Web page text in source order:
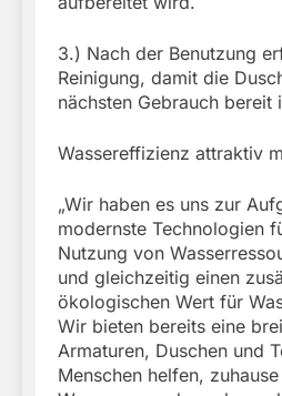
3.) Nach der Benutzung
Reinigung, damit die
nächsten Gebrauch bereit
Wassereffizienz attraktiv
„Wir haben es uns zur
modernste Technologien
Nutzung von
und gleichzeitig einen
ökologischen Wert für
Wir bieten bereits eine
Armaturen, Duschen und
Menschen helfen,